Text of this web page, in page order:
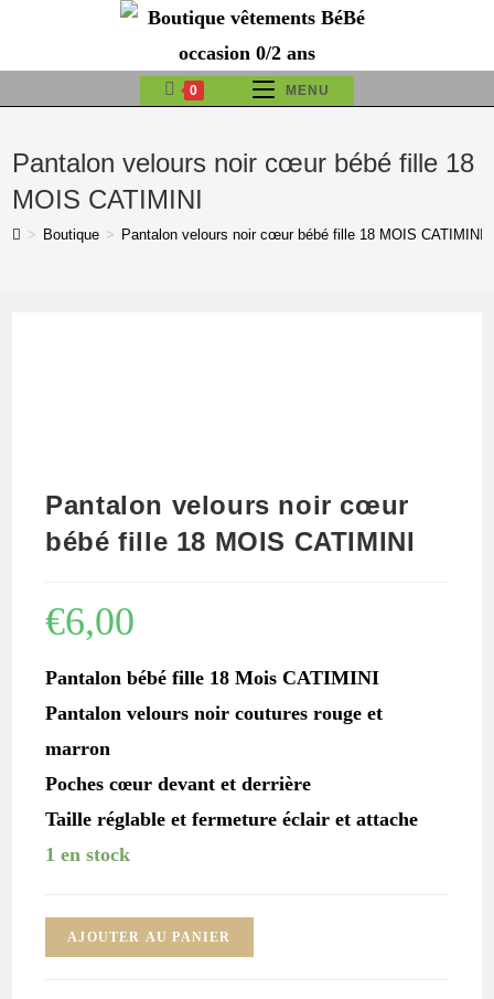
content
0 MENU
Pantalon velours noir cœur bébé fille 18
MOIS CATIMINI
> Boutique > Pantalon velours noir cœur bébé fille 18 MOIS CATIMINI
Pantalon velours noir cœur
bébé fille 18 MOIS CATIMINI
€6,00
Pantalon bébé fille 18 Mois CATIMINI
Pantalon velours noir coutures rouge et
marron
Poches cœur devant et derrière
Taille réglable et fermeture éclair et attache
1 en stock
quantité
de
AJOUTER AU PANIER